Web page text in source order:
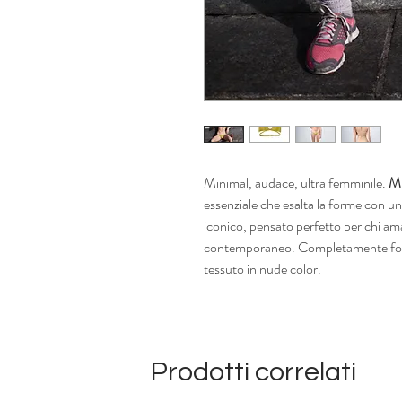
Minimal, audace, ultra femminile.
essenziale che esalta la forme con
iconico, pensato perfetto per chi
contemporaneo. Completamente
tessuto in nude color.
Prodotti correlati